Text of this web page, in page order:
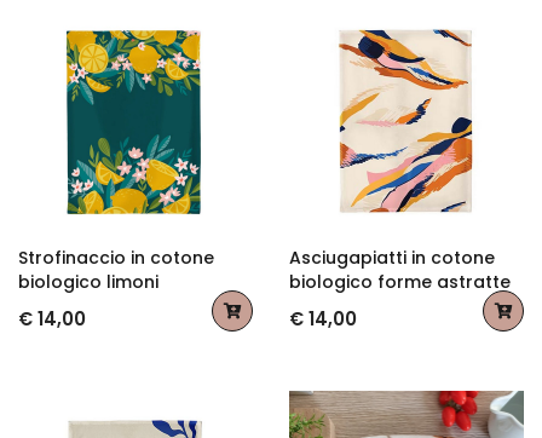
Strofinaccio in cotone
biologico limoni
€ 14,00
Asciugapiatti in cotone
biologico forme astratte
€ 14,00